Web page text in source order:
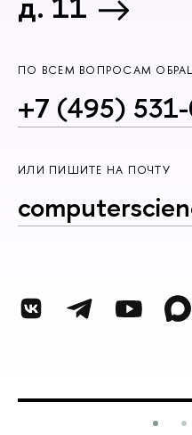
ПО ВСЕМ ВОПРОСАМ
+7 (495)
ИЛИ ПИШИТЕ НА ПОЧТУ